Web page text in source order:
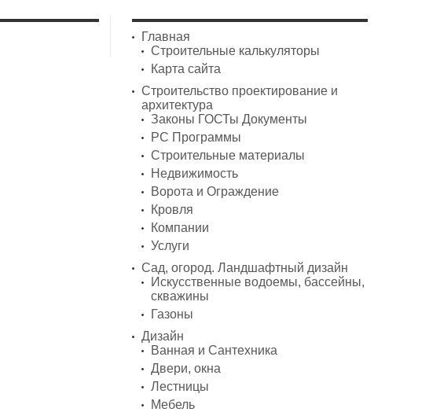
Главная
Строительные калькуляторы
Карта сайта
Строительство проектирование и
архитектура
Законы ГОСТы Документы
PC Программы
Строительные материалы
Недвижимость
Ворота и Ограждение
Кровля
Компании
Услуги
Сад, огород. Ландшафтный дизайн
Искусственные водоемы, бассейны,
скважины
Газоны
Дизайн
Ванная и Сантехника
Двери, окна
Лестницы
Мебель